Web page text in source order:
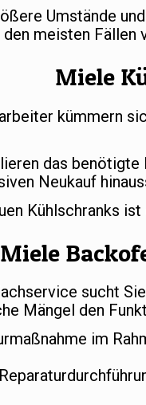
Umstände
meisten Fällen
Miele
kümmern
das
Neukauf
Kühlschranks
Miele
sucht
Mängel den
im